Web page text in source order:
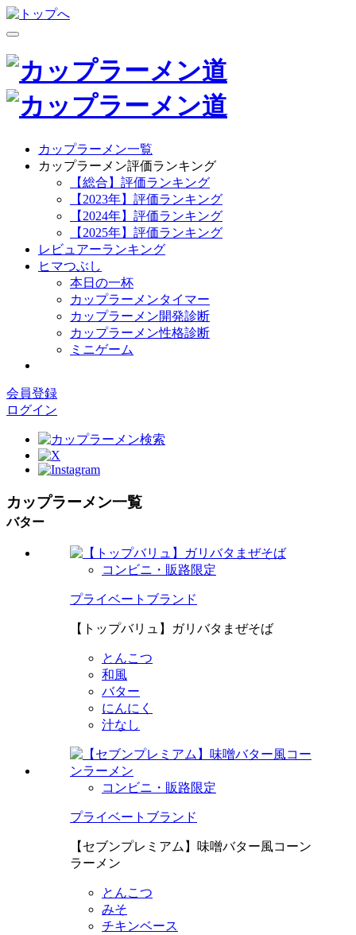
カップラーメン一覧
カップラーメン評価ランキング
【総合】評価ランキング
【2023年】評価ランキング
【2024年】評価ランキング
【2025年】評価ランキング
レビュアーランキング
ヒマつぶし
本日の一杯
カップラーメンタイマー
カップラーメン開発診断
カップラーメン性格診断
ミニゲーム
会員登録
ログイン
カップラーメン一覧
バター
コンビニ・販路限定
プライベートブランド
【トップバリュ】ガリバタまぜそば
とんこつ
和風
バター
にんにく
汁なし
コンビニ・販路限定
プライベートブランド
【セブンプレミアム】味噌バター風コーン
ラーメン
とんこつ
みそ
チキンベース